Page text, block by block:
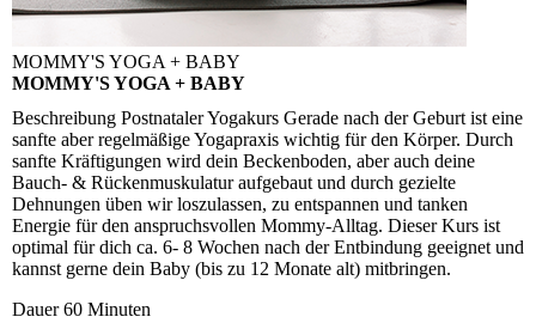
MOMMY'S YOGA + BABY
MOMMY'S YOGA + BABY
Beschreibung Postnataler Yogakurs Gerade nach der Geburt ist eine
sanfte aber regelmäßige Yogapraxis wichtig für den Körper. Durch
sanfte Kräftigungen wird dein Beckenboden, aber auch deine
Bauch- & Rückenmuskulatur aufgebaut und durch gezielte
Dehnungen üben wir loszulassen, zu entspannen und tanken
Energie für den anspruchsvollen Mommy-Alltag. Dieser Kurs ist
optimal für dich ca. 6- 8 Wochen nach der Entbindung geeignet und
kannst gerne dein Baby (bis zu 12 Monate alt) mitbringen.
Dauer60 Minuten